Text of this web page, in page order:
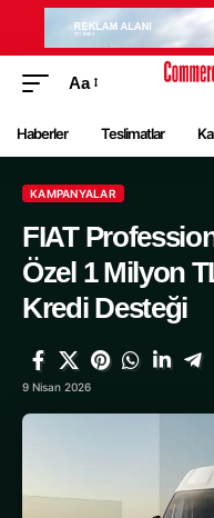
Aa
Haberler Teslimatlar
KAMPANYALAR
FIAT
Özel 1 Milyon
Kredi Desteği
9 Nisan 2026